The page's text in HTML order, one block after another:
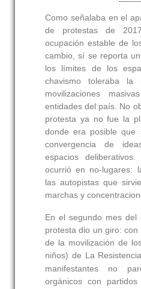
Como señalaba en el
de protestas de
ocupación estable de
cambio, sí se reporta
los límites de los
chavismo toleraba
movilizaciones
entidades del país. No
protesta ya no fue la
donde era posible que
convergencia de
espacios
ocurrió en no-lugares:
las autopistas que
marchas y
En el segundo mes del
protesta dio un giro:
de la movilización de
niños) de La
manifestantes no
orgánicos con